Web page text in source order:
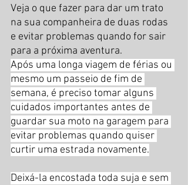
Veja o que fazer para dar um trato
na sua companheira de duas rodas
e evitar problemas quando for sair
para a próxima aventura.
Após uma longa viagem de férias ou
mesmo um passeio de fim de
semana, é preciso tomar alguns
cuidados importantes antes de
guardar sua moto na garagem para
evitar problemas quando quiser
curtir uma estrada novamente.
Deixá-la encostada toda suja e sem